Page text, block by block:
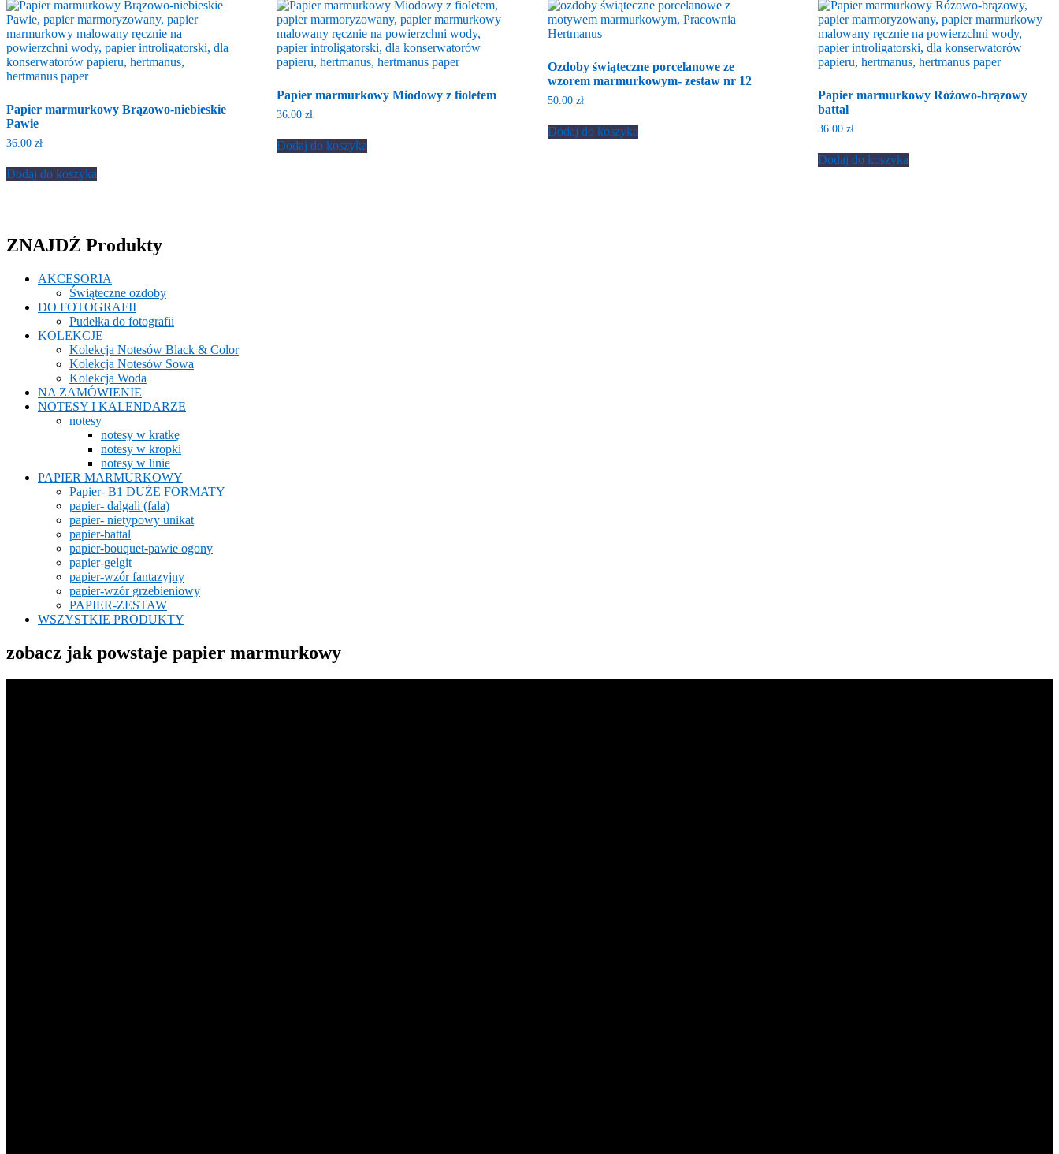
Papier marmurkowy Brązowo-niebieskie
Pawie
36.00 zł
Dodaj do koszyka
Papier marmurkowy Miodowy z fioletem
36.00zł
Dodaj do koszyka
Ozdoby świąteczne porcelanowe ze
wzorem marmurkowym- zestaw nr 12
50.00 zł
Dodaj do koszyka
Papier marmurkowy Różowo-brązowy
battal
36.00 zł
Dodaj do koszyka
ZNAJDŹ Produkty
AKCESORIA
Świąteczne ozdoby
DO FOTOGRAFII
Pudełka do fotografii
KOLEKCJE
Kolekcja Notesów Black & Color
Kolekcja Notesów Sowa
Kolekcja Woda
NA ZAMÓWIENIE
NOTESY I KALENDARZE
notesy
notesy w kratkę
notesy w kropki
notesy w linie
PAPIER MARMURKOWY
Papier- B1 DUŻE FORMATY
papier- dalgali (fala)
papier- nietypowy unikat
papier-battal
papier-bouquet-pawie ogony
papier-gelgit
papier-wzór fantazyjny
papier-wzór grzebieniowy
PAPIER-ZESTAW
WSZYSTKIE PRODUKTY
zobacz jak powstaje papier marmurkowy